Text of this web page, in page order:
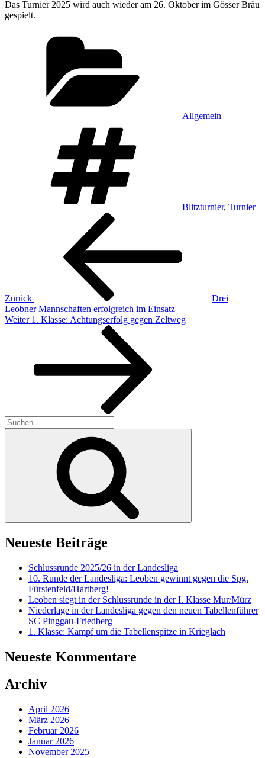
Das Turnier 2025 wird auch wieder am 26. Oktober im Gösser Bräu
gespielt.
Allgemein
Blitzturnier, Turnier
Beitragsnavigation
Zurück
Drei
Leobner Mannschaften erfolgreich im Einsatz
Nächster
Weiter 1. Klasse: Achtungserfolg gegen Zeltweg
Suchen
nach:
Neueste Beiträge
Schlussrunde 2025/26 in der Landesliga
10. Runde der Landesliga: Leoben gewinnt gegen die Spg.
Fürstenfeld/Hartberg!
Leoben siegt in der Schlussrunde in der I. Klasse Mur/Mürz
Niederlage in der Landesliga gegen den neuen Tabellenführer
SC Pinggau-Friedberg
1. Klasse: Kampf um die Tabellenspitze in Krieglach
Neueste Kommentare
Archiv
April 2026
März 2026
Februar 2026
Januar 2026
November 2025